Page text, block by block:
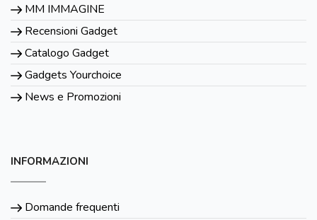
MM IMMAGINE
Recensioni Gadget
Catalogo Gadget
Gadgets Yourchoice
News e Promozioni
INFORMAZIONI
Domande frequenti